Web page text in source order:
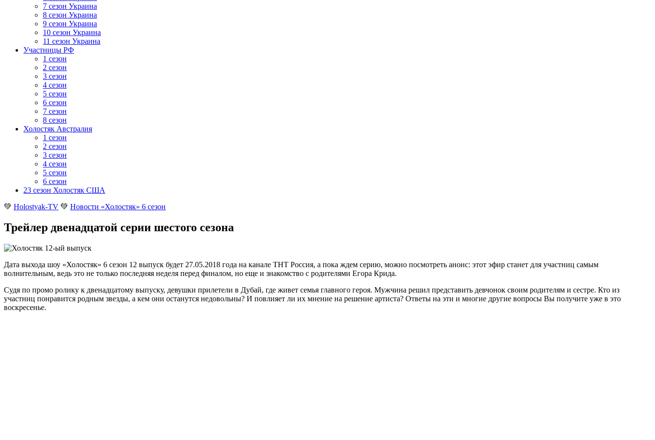
7 сезон Украина
8 сезон Украина
9 сезон Украина
10 сезон Украина
11 сезон Украина
Участницы РФ
1 сезон
2 сезон
3 сезон
4 сезон
5 сезон
6 сезон
7 сезон
8 сезон
Холостяк Австралия
1 сезон
2 сезон
3 сезон
4 сезон
5 сезон
6 сезон
23 сезон Холостяк США
💚 Holostyak-TV 💚 Новости «Холостяк» 6 сезон
Трейлер двенадцатой серии шестого сезона
Дата выхода шоу «Холостяк» 6 сезон 12 выпуск будет 27.05.2018 года на канале ТНТ Россия, а пока ждем серию, можно посмотреть анонс: этот эфир станет для участниц самым
волнительным, ведь это не только последняя неделя перед финалом, но еще и знакомство с родителями Егора Крида.
Судя по промо ролику к двенадцатому выпуску, девушки прилетели в Дубай, где живет семья главного героя. Мужчина решил представить девчонок своим родителям и сестре. Кто из
участниц понравится родным звезды, а кем они останутся недовольны? И повлияет ли их мнение на решение артиста? Ответы на эти и многие другие вопросы Вы получите уже в это
воскресенье.